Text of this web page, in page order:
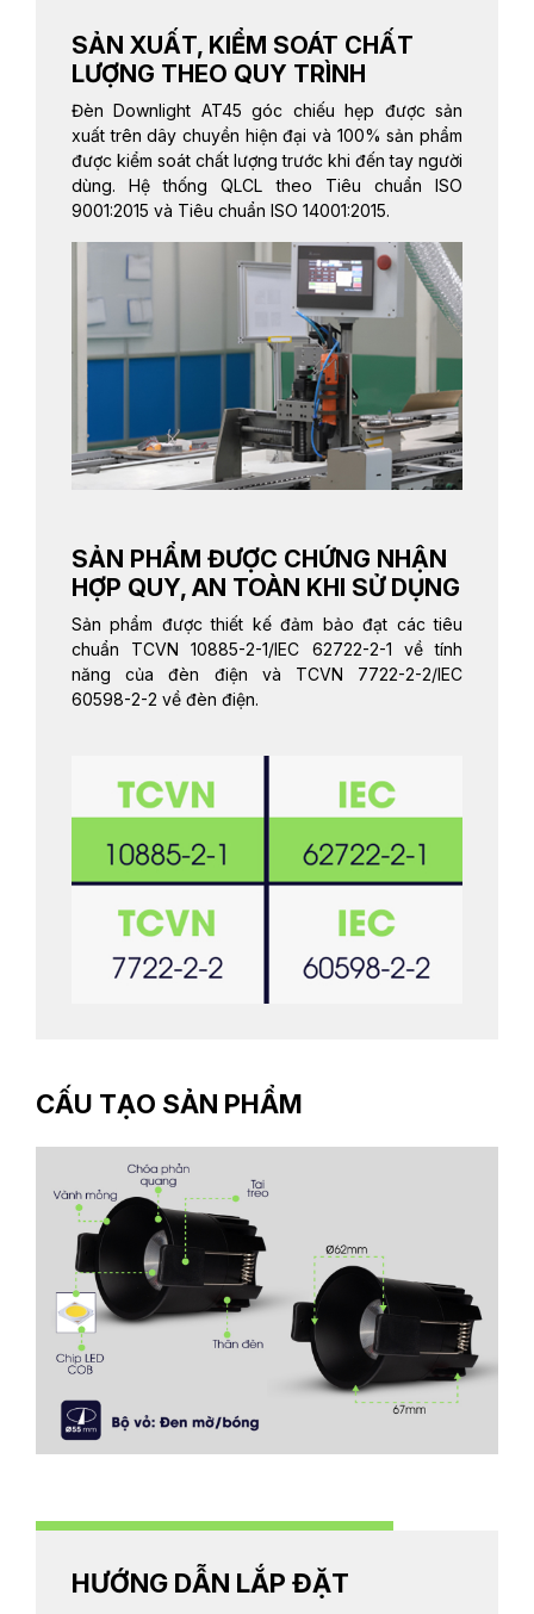
SẢN XUẤT, KIỂM SOÁT CHẤT
LƯỢNG THEO QUY TRÌNH
Đèn Downlight AT45 góc chiếu hẹp được sản
xuất trên dây chuyền hiện đại và 100% sản phẩm
được kiểm soát chất lượng trước khi đến tay người
dùng. Hệ thống QLCL theo Tiêu chuẩn ISO
9001:2015 và Tiêu chuẩn ISO 14001:2015.
SẢN PHẨM ĐƯỢC CHỨNG NHẬN
HỢP QUY, AN TOÀN KHI SỬ DỤNG
Sản phẩm được thiết kế đảm bảo đạt các tiêu
chuẩn TCVN 10885-2-1/IEC 62722-2-1 về tính
năng của đèn điện và TCVN 7722-2-2/IEC
60598-2-2 về đèn điện.
CẤU TẠO SẢN PHẨM
HƯỚNG DẪN LẮP ĐẶT